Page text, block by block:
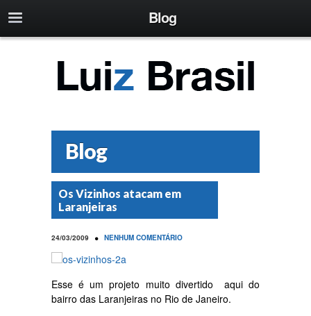
Blog
Blog
Os Vizinhos atacam em
Laranjeiras
24/03/2009 • NENHUM COMENTÁRIO
Esse é um projeto muito divertido aqui do
bairro das Laranjeiras no Rio de Janeiro.